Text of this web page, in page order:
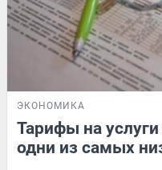
ЭКОНОМИКА
Тарифы на
одни из самых